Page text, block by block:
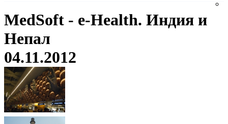
MedSoft - e-Health. Индия и
Непал
04.11.2012